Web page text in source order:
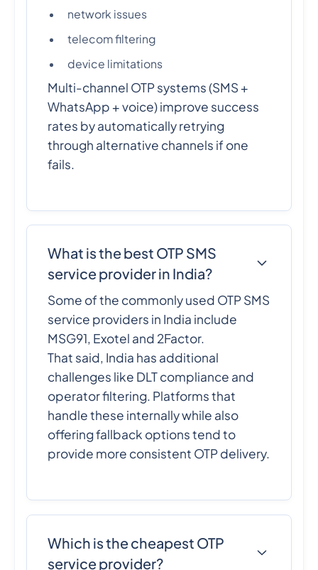
network issues
telecom filtering
device limitations
Multi-channel OTP systems (SMS +
WhatsApp + voice) improve success
rates by automatically retrying
through alternative channels if one
fails.
What is the best OTP SMS
service provider in India?
Some of the commonly used OTP SMS
service providers in India include
MSG91, Exotel and 2Factor.
That said, India has additional
challenges like DLT compliance and
operator filtering. Platforms that
handle these internally while also
offering fallback options tend to
provide more consistent OTP delivery.
Which is the cheapest OTP
service provider?